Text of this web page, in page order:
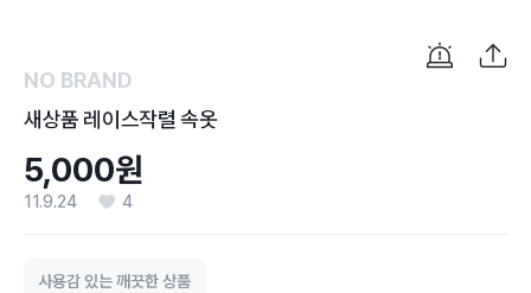
NO BRAND
새상품 레이스작렬 속옷
5,000원
11.9.24 4
사용감 있는 깨끗한 상품